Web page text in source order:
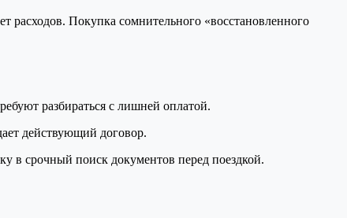
расходов. Покупка сомнительного «восстановленного
разбираться с лишней оплатой.
действующий договор.
в срочный поиск документов перед поездкой.